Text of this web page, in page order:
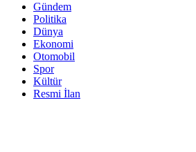
Gündem
Politika
Dünya
Ekonomi
Otomobil
Spor
Kültür
Resmi İlan